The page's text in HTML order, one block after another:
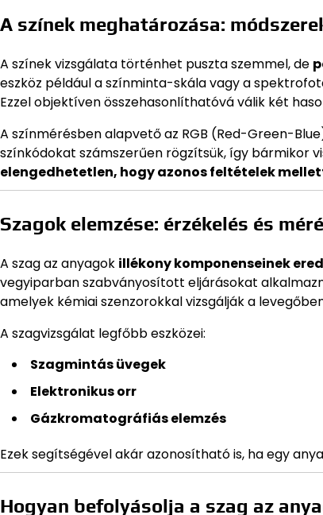
A színek meghatározása:
A színek vizsgálata történhet puszta szemmel, de
eszköz például a színminta-skála vagy a
Ezzel objektíven összehasonlíthatóvá válik két
A színmérésben alapvető az RGB (Red-Green-
színkódokat számszerűen rögzítsük, így bármikor
elengedhetetlen, hogy azonos feltételek
Szagok elemzése: érzékelés és
A szag az anyagok illékony komponenseinek
vegyiparban szabványosított eljárásokat
amelyek kémiai szenzorokkal vizsgálják a
A szagvizsgálat legfőbb eszközei:
Szagmintás üvegek
Elektronikus orr
Gázkromatográfiás elemzés
Ezek segítségével akár azonosítható is, ha egy
Hogyan befolyásolja a szag az